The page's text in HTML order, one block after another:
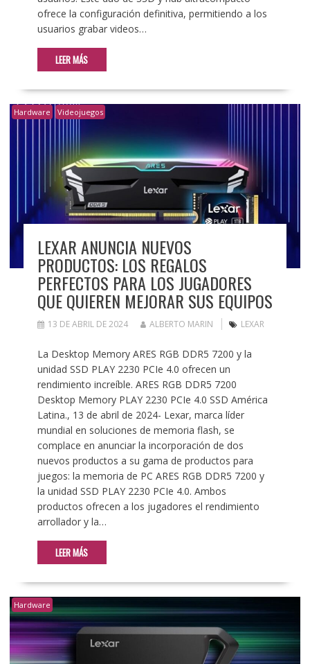
ofrece la configuración definitiva, permitiendo a los
usuarios grabar videos…
LEER MÁS
Hardware Videojuegos
LEXAR ANUNCIA NUEVOS
PRODUCTOS: LOS REGALOS
PERFECTOS PARA LOS JUGADORES
QUE QUIEREN MEJORAR SUS EQUIPOS
13 DE ABRIL DE 2024 ALBERTO MARIN LEXAR
La Desktop Memory ARES RGB DDR5 7200 y la
unidad SSD PLAY 2230 PCIe 4.0 ofrecen un
rendimiento increíble. ARES RGB DDR5 7200
Desktop Memory PLAY 2230 PCIe 4.0 SSD América
Latina., 13 de abril de 2024- Lexar, marca líder
mundial en soluciones de memoria flash, se
complace en anunciar la incorporación de dos
nuevos productos a su gama de productos para
juegos: la memoria de PC ARES RGB DDR5 7200 y
la unidad SSD PLAY 2230 PCIe 4.0. Ambos
productos ofrecen a los jugadores el rendimiento
arrollador y la…
LEER MÁS
Hardware